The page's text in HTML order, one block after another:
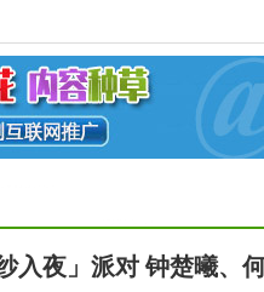
入夜」派对 钟楚曦、